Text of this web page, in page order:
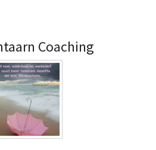
Coaching